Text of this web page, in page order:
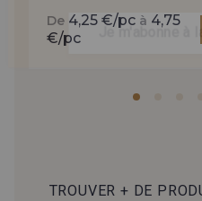
De 4,25 €/pc à 4,75
€/pc
TROUVER + DE
nouveautés,